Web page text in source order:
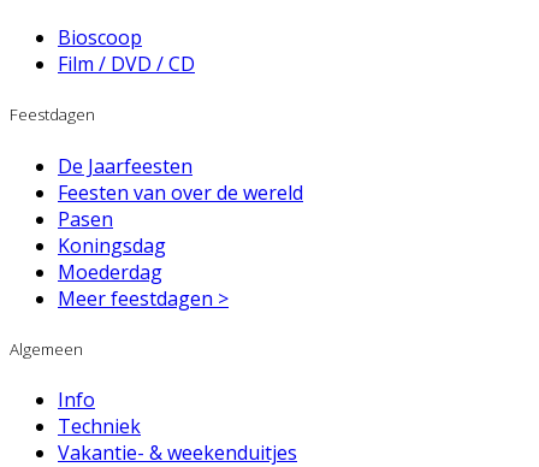
Bioscoop
Film / DVD / CD
Feestdagen
De Jaarfeesten
Feesten van over de wereld
Pasen
Koningsdag
Moederdag
Meer feestdagen >
Algemeen
Info
Techniek
Vakantie- & weekenduitjes